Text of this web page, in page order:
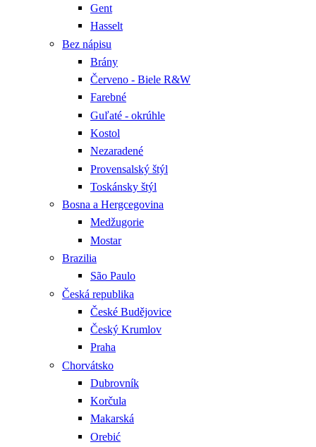
Gent
Hasselt
Bez nápisu
Brány
Červeno - Biele R&W
Farebné
Guľaté - okrúhle
Kostol
Nezaradené
Provensalský štýl
Toskánsky štýl
Bosna a Hergcegovina
Medžugorie
Mostar
Brazilia
São Paulo
Česká republika
České Budějovice
Český Krumlov
Praha
Chorvátsko
Dubrovník
Korčula
Makarská
Orebić